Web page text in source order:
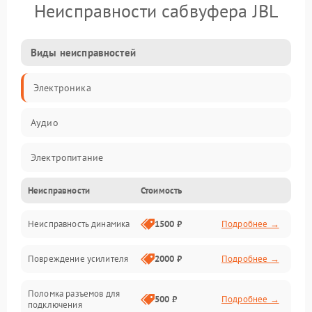
Неисправности сабвуфера JBL
Виды неисправностей
Электроника
Аудио
Электропитание
Электронные компоненты
Механика
Управление
Корпус/Герметичность
Неисправности Стоимость
Неисправность динамика 1500 ₽ Подробнее →
Повреждение усилителя 2000 ₽ Подробнее →
Поломка разъемов для
подключения
500 ₽ Подробнее →